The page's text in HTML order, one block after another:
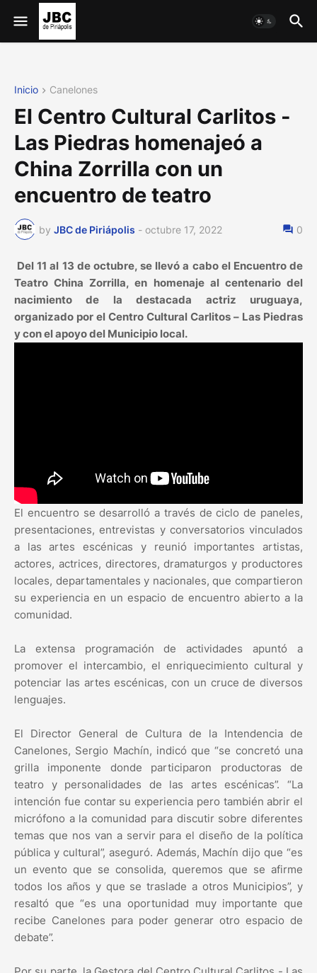
Inicio Canelones
El Centro Cultural Carlitos -
Las Piedras homenajeó a
China Zorrilla con un
encuentro de teatro
by JBC de Piriápolis - octubre 17, 2022 0
Del 11 al 13 de octubre, se llevó a cabo el Encuentro de
Teatro China Zorrilla, en homenaje al centenario del
nacimiento de la destacada actriz uruguaya,
organizado por el Centro Cultural Carlitos – Las Piedras
y con el apoyo del Municipio local.
El encuentro se desarrolló a través de ciclo de paneles,
presentaciones, entrevistas y conversatorios vinculados
a las artes escénicas y reunió importantes artistas,
actores, actrices, directores, dramaturgos y productores
locales, departamentales y nacionales, que compartieron
su experiencia en un espacio de encuentro abierto a la
comunidad.
La extensa programación de actividades apuntó a
promover el intercambio, el enriquecimiento cultural y
potenciar las artes escénicas, con un cruce de diversos
lenguajes.
El Director General de Cultura de la Intendencia de
Canelones, Sergio Machín, indicó que “se concretó una
grilla imponente donde participaron productoras de
teatro y personalidades de las artes escénicas”. “La
intención fue contar su experiencia pero también abrir el
micrófono a la comunidad para discutir sobre diferentes
temas que nos van a servir para el diseño de la política
pública y cultural”, aseguró. Además, Machín dijo que “es
un evento que se consolida, queremos que se afirme
todos los años y que se traslade a otros Municipios”, y
resaltó que “es una oportunidad muy importante que
recibe Canelones para poder generar otro espacio de
debate”.